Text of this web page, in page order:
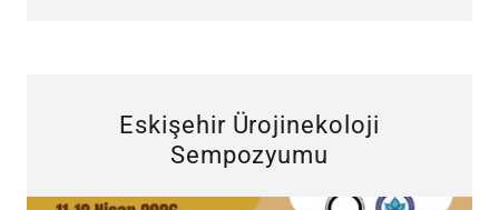
Eskişehir Ürojinekoloji
Sempozyumu